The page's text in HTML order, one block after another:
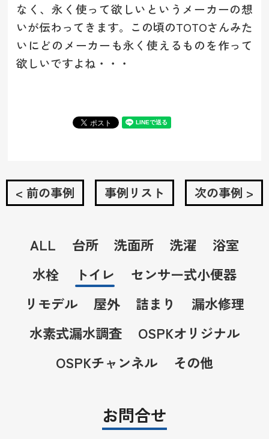
なく、永く使って欲しいというメーカーの想
いが伝わってきます。この頃のTOTOさんみた
いにどのメーカーも永く使えるものを作って
欲しいですよね・・・
< 前の事例 事例リスト 次の事例 >
ALL 台所 洗面所 洗濯
浴室
水栓
トイレ
センサー式小便器
リモデル
屋外 詰まり
漏水修理
水素式漏水調査
OSPKオリジナル
OSPKチャンネル
その他
お問合せ